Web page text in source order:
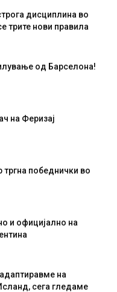
дисциплина во
трите нови правила
од Барселона!
на Феризај
победнички во
и официјално на
на
сега гледаме